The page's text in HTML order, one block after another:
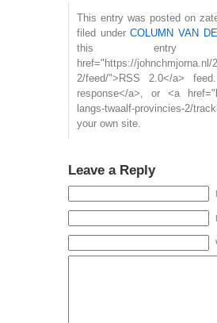
This entry was posted on
filed underCOLUMN VAN
this entry
href="https://johnchmjorna.nl/
2/feed/">RSS 2.0</a>
response</a>, or <a
langs-twaalf-provincies-2/
your own site.
Leave a Reply